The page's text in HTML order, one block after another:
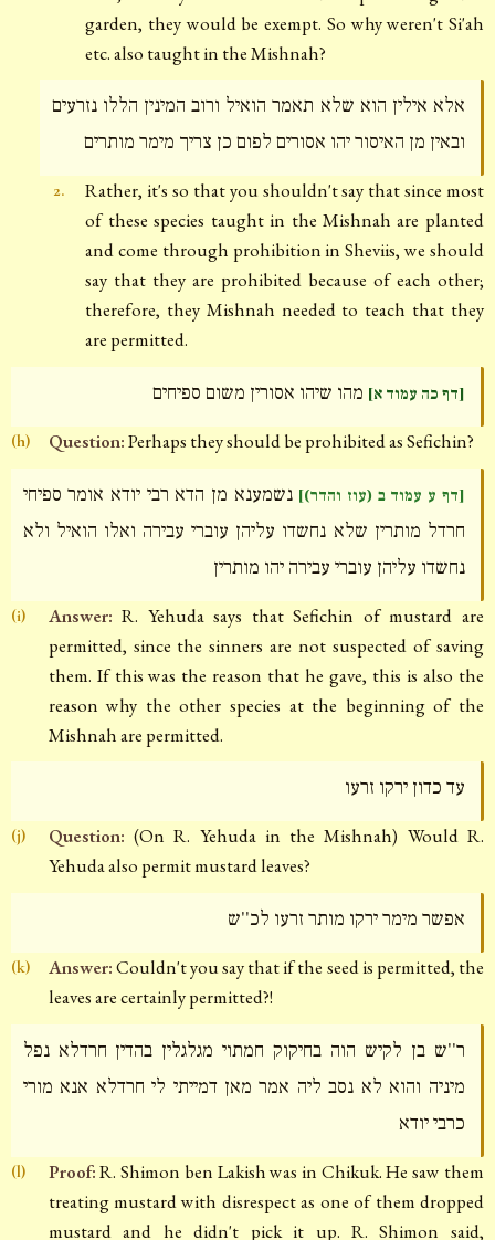
garden, they would be exempt. So why weren't Si'ah
etc. also taught in the Mishnah?
אלא אילין הוא שלא תאמר הואיל ורוב המינין הללו נזרעים
ובאין מן האיסור יהו אסורים לפום כן צריך מימר מותרים
2.
Rather, it's so that you shouldn't say that since most
of these species taught in the Mishnah are planted
and come through prohibition in Sheviis, we should
say that they are prohibited because of each other;
therefore, they Mishnah needed to teach that they
are permitted.
[דף כה עמוד א] מהו שיהו אסורין משום ספיחים
(h) Question:Perhaps they should be prohibited as Sefichin?
[דף ע עמוד ב (עוז והדר)] נשמענא מן הדא רבי יודא אומר ספיחי
חרדל מותרין שלא נחשדו עליהן עוברי עבירה ואלו הואיל ולא
נחשדו עליהן עוברי עבירה יהו מותרין
(i) Answer: R. Yehuda says that Sefichin of mustard are
permitted, since the sinners are not suspected of saving
them. If this was the reason that he gave, this is also the
reason why the other species at the beginning of the
Mishnah are permitted.
עד כדון ירקו זרעו
(j) Question: (On R. Yehuda in the Mishnah) Would R.
Yehuda also permit mustard leaves?
אפשר מימר ירקו מותר זרעו לכ''ש
(k) Answer:Couldn't you say that if the seed is permitted, the
leaves are certainly permitted?!
ר''ש בן לקיש הוה בחיקוק חמתוי מגלגלין בהדין חרדלא נפל
מיניה והוא לא נסב ליה אמר מאן דמייתי לי חרדלא אנא מורי
כרבי יודא
(l) Proof:R. Shimon ben Lakish was in Chikuk. He saw them
treating mustard with disrespect as one of them dropped
mustard and he didn't pick it up. R. Shimon said,